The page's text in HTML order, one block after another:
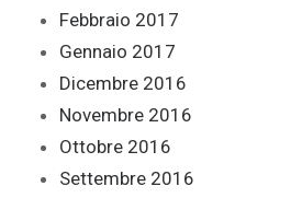
Febbraio 2017
Gennaio 2017
Dicembre 2016
Novembre 2016
Ottobre 2016
Settembre 2016